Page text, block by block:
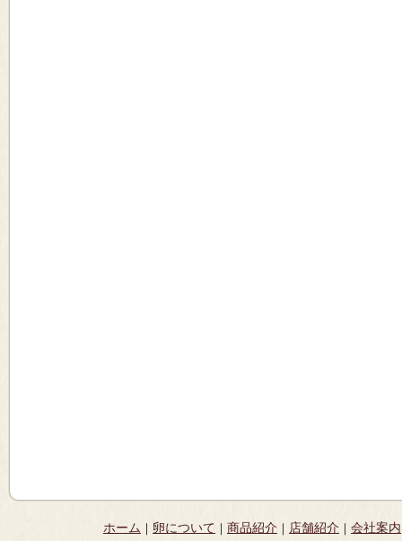
ホーム ｜ 卵について ｜ 商品紹介 ｜ 店舗紹介 ｜ 会社案内